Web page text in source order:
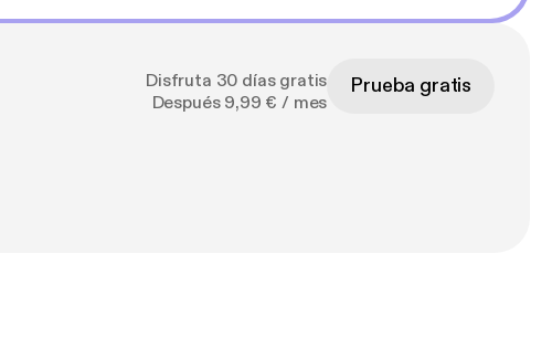
Disfruta 30 días gratis
Después 9,99 € / mes
Prueba gratis